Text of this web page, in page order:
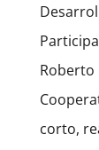
Roberto
corto,